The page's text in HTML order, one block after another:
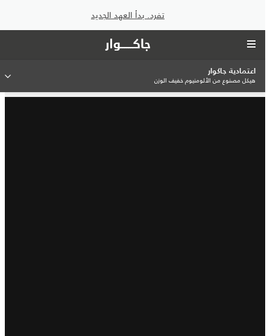
تفرد. بدأ العهد الجديد
اعتمادية جاكوار
هيكل مصنوع من الألومنيوم خفيف الوزن